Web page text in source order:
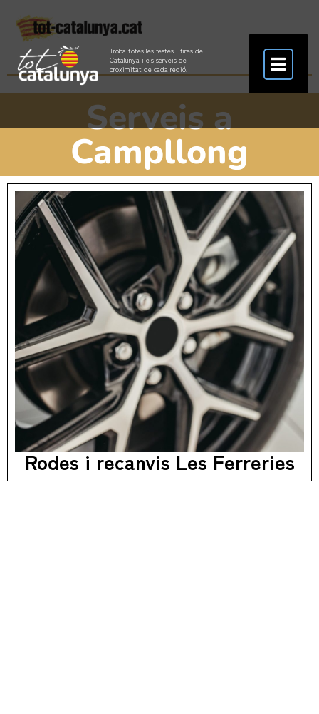
Troba totes les festes i fires de
Catalunya i els serveis de
proximitat de cada regió.
Serveis a
Campllong
Rodes i recanvis Les Ferreries